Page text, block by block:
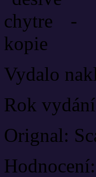
Vydalo
Rok
Orignal: